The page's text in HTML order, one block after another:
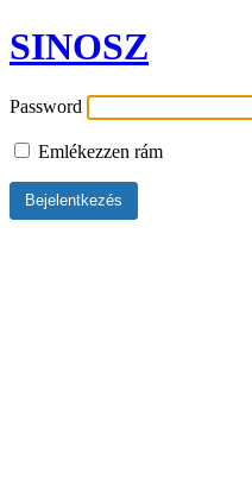
SINOSZ
Password
Emlékezzen rám